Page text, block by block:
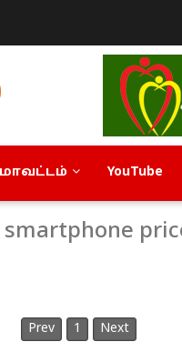
மாவட்டம் YouTube
Prev 1 Next